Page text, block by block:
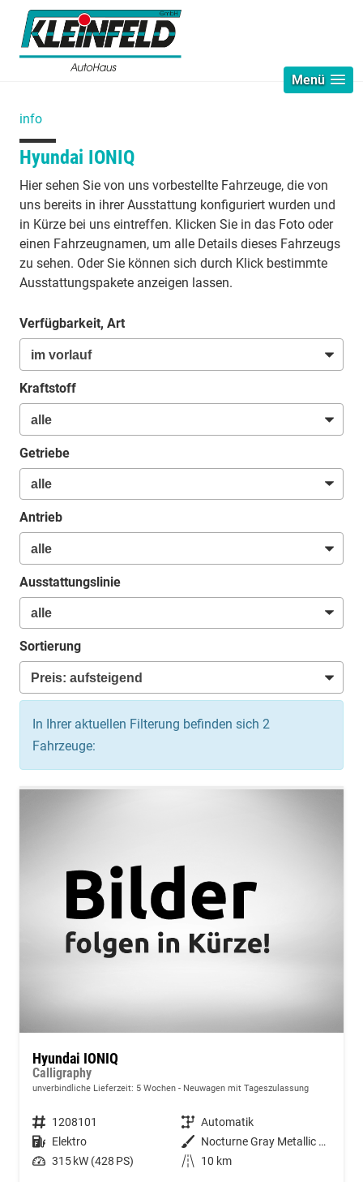
Menü
info
Hyundai IONIQ
Hier sehen Sie von uns vorbestellte Fahrzeuge, die von
uns bereits in ihrer Ausstattung konfiguriert wurden und
in Kürze bei uns eintreffen. Klicken Sie in das Foto oder
einen Fahrzeugnamen, um alle Details dieses Fahrzeugs
zu sehen. Oder Sie können sich durch Klick bestimmte
Ausstattungspakete anzeigen lassen.
Verfügbarkeit, Art
Kraftstoff
Getriebe
Antrieb
Ausstattungslinie
Sortierung
In Ihrer aktuellen Filterung befinden sich 2
Fahrzeuge:
Hyundai IONIQ
Calligraphy
unverbindliche Lieferzeit: 5 Wochen Neuwagen mit Tageszulassung
Fahrzeugnummer 1208101 Getriebe Automatik
Kraftstoff Elektro Außenfarbe
Nocturne Gray Metallic T2G
Leistung 315 kW (428 PS) Kilometerstand 10 km